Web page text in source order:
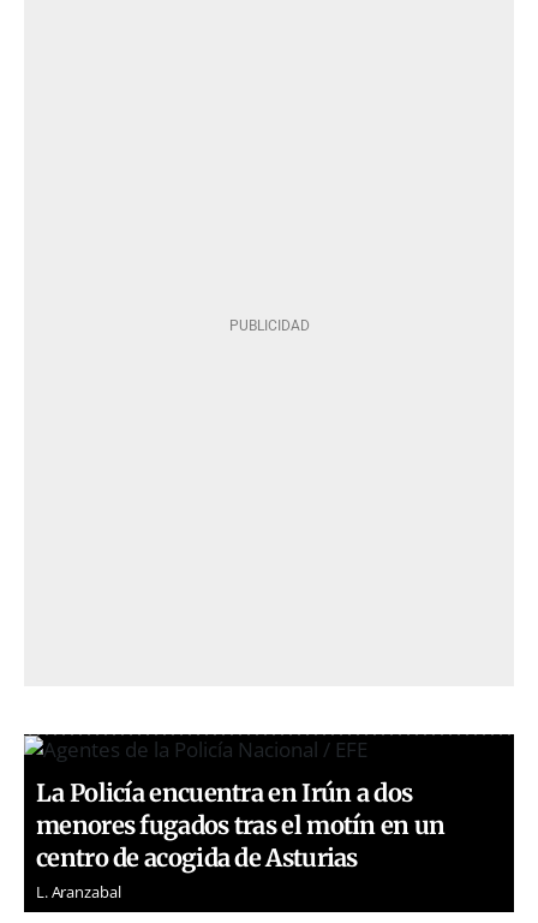
La Policía encuentra en Irún a dos
menores fugados tras el motín en un
centro de acogida de Asturias
L. Aranzabal